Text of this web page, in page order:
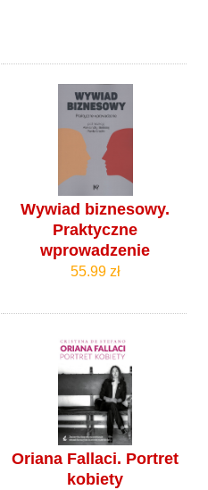
Wywiad biznesowy.
Praktyczne
wprowadzenie
55.99 zł
Oriana Fallaci. Portret
kobiety